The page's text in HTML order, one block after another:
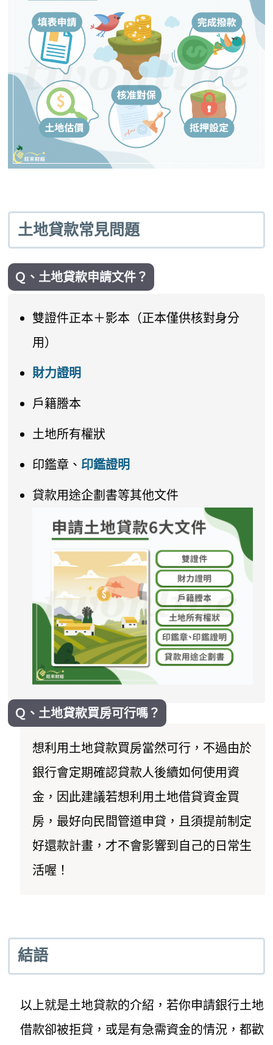
土地貸款常見問題
Ｑ、土地貸款申請文件？
雙證件正本＋影本（正本僅供核對身分
用）
財力證明
戶籍謄本
土地所有權狀
印鑑章、 印鑑證明
貸款用途企劃書等其他文件
Ｑ、土地貸款買房可行嗎？
想利用土地貸款買房當然可行，不過由於
銀行會定期確認貸款人後續如何使用資
金，因此建議若想利用土地借貸資金買
房，最好向民間管道申貸，且須提前制定
好還款計畫，才不會影響到自己的日常生
活喔！
結語
以上就是土地貸款的介紹，若你申請銀行土地
借款卻被拒貸，或是有急需資金的情況，都歡